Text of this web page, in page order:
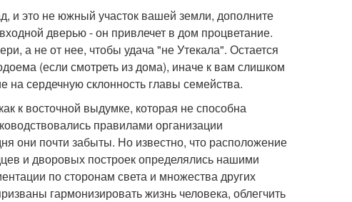
и это не южный участок вашей земли, дополните
дверью - он привлечет в дом процветание.
а не от нее, чтобы удача "не Утекала". Остается
(если смотреть из дома), иначе к вам слишком
сердечную склонность главы семейства.
к восточной выдумке, которая не способна
правилами организации
они почти забыты. Но известно, что расположение
и дворовых построек определялись нашими
по сторонам света и множества других
гармонизировать жизнь человека, облегчить